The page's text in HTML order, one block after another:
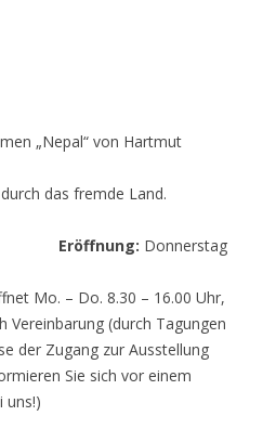
„Nepal“ von Hartmut
das fremde Land.
Eröffnung: Donnerstag
Mo. – Do. 8.30 – 16.00 Uhr,
Vereinbarung (durch Tagungen
der Zugang zur Ausstellung
Sie sich vor einem
uns!)